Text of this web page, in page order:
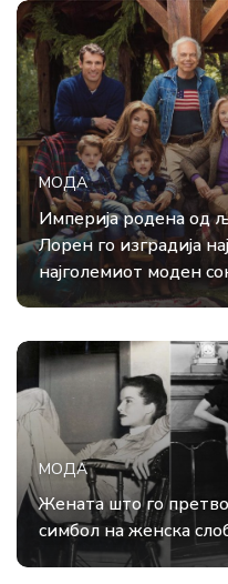
МОДА
Империја родена од
Лорен го изградија
најголемиот моден
МОДА
Жената што го
симбол на женска